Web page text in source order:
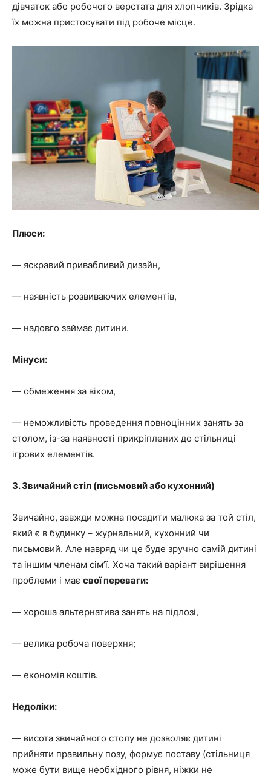
дівчаток або робочого верстата для хлопчиків. Зрідка
їх можна пристосувати під робоче місце.
Плюси:
— яскравий привабливий дизайн,
— наявність розвиваючих елементів,
— надовго займає дитини.
Мінуси:
— обмеження за віком,
— неможливість проведення повноцінних занять за
столом, із-за наявності прикріплених до стільниці
ігрових елементів.
3. Звичайний стіл (письмовий або кухонний)
Звичайно, завжди можна посадити малюка за той стіл,
який є в будинку – журнальний, кухонний чи
письмовий. Але навряд чи це буде зручно самій дитині
та іншим членам сім’ї. Хоча такий варіант вирішення
проблеми і має свої переваги:
— хороша альтернатива занять на підлозі,
— велика робоча поверхня;
— економія коштів.
Недоліки:
— висота звичайного столу не дозволяє дитині
прийняти правильну позу, формує поставу (стільниця
може бути вище необхідного рівня, ніжки не